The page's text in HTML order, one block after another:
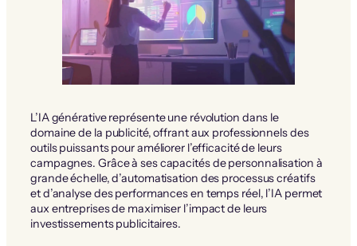
L’IA générative représente une révolution dans le
domaine de la publicité, offrant aux professionnels des
outils puissants pour améliorer l’efficacité de leurs
campagnes. Grâce à ses capacités de personnalisation à
grande échelle, d’automatisation des processus créatifs
et d’analyse des performances en temps réel, l’IA permet
aux entreprises de maximiser l’impact de leurs
investissements publicitaires.